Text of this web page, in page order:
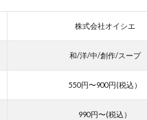
株式会社オイシエ
和/洋/中/創作/スープ
550円〜900円(税込）
990円〜(税込）